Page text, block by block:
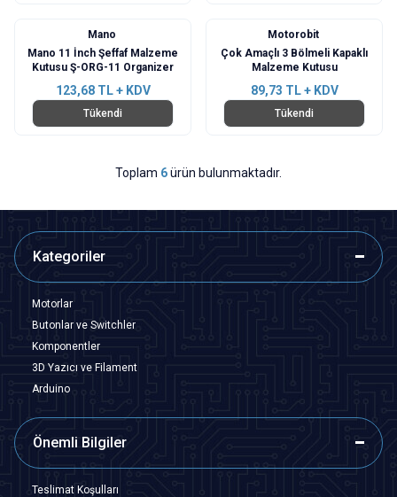
Mano
Mano 11 İnch Şeffaf Malzeme
Kutusu Ş-ORG-11 Organizer
123,68TL + KDV
Tükendi
Motorobit
Çok Amaçlı 3 Bölmeli Kapaklı
Malzeme Kutusu
89,73 TL + KDV
Tükendi
Toplam 6ürün bulunmaktadır.
Kategoriler
Motorlar
Butonlar ve Switchler
Komponentler
3D Yazıcı ve Filament
Arduino
Önemli Bilgiler
Teslimat Koşulları